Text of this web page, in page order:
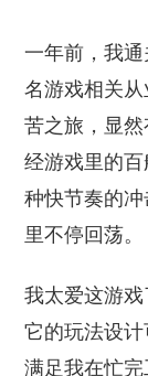
一年前，我
名游戏相关
苦之旅，显
经游戏里的
种快节奏的
里不停回荡。
我太爱这游
它的玩法设
满足我在忙